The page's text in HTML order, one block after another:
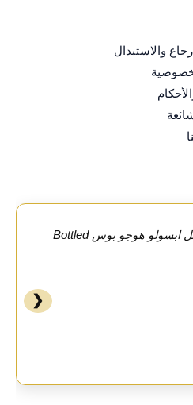
والاستبدال
مستوحى باتل ابسولو هوجو بوس Bottled
❮